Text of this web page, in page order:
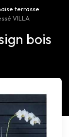
terrasse
VILLA
bois